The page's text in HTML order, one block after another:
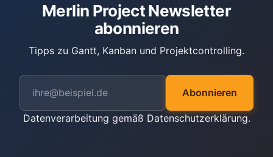
Merlin Project Newsletter
abonnieren
Tipps zu Gantt, Kanban und Projektcontrolling.
Abonnieren
Datenverarbeitung gemäß Datenschutzerklärung.